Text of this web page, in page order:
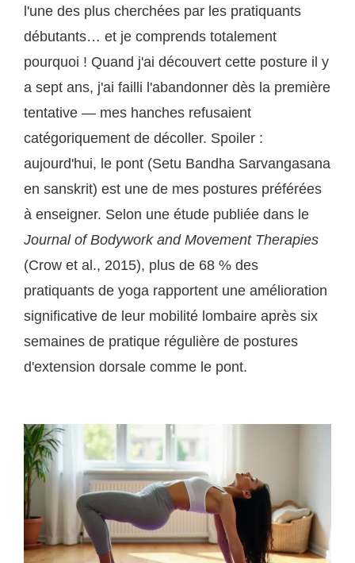
l'une des plus cherchées par les pratiquants
débutants… et je comprends totalement
pourquoi ! Quand j'ai découvert cette posture il y
a sept ans, j'ai failli l'abandonner dès la première
tentative — mes hanches refusaient
catégoriquement de décoller. Spoiler :
aujourd'hui, le pont (Setu Bandha Sarvangasana
en sanskrit) est une de mes postures préférées
à enseigner. Selon une étude publiée dans le
Journal of Bodywork and Movement Therapies
(Crow et al., 2015), plus de 68 % des
pratiquants de yoga rapportent une amélioration
significative de leur mobilité lombaire après six
semaines de pratique régulière de postures
d'extension dorsale comme le pont.